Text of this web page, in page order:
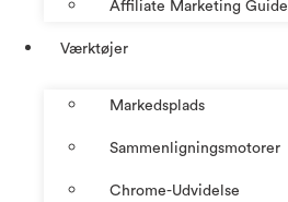
Affiliate Marketing Guide
Værktøjer
Markedsplads
Sammenligningsmotorer
Chrome-Udvidelse